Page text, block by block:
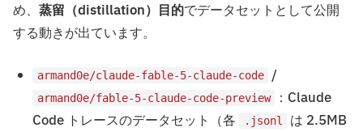
め、 蒸留（distillation）目的でデータセットとして公開
する動きが出ています。
armand0e/claude-fable-5-claude-code /
armand0e/fable-5-claude-code-preview
：Claude
Code トレースのデータセット（各
.jsonl
は 2.5MB